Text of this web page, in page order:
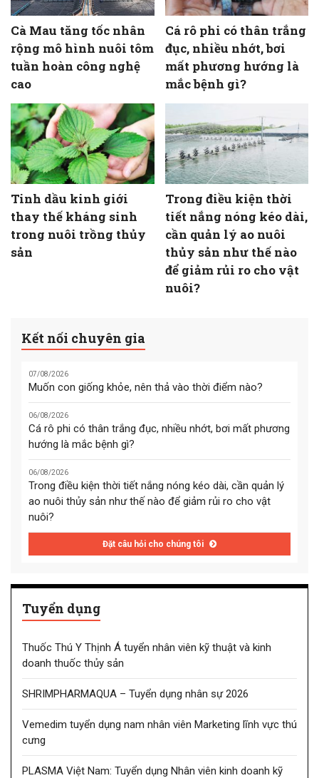
Cà Mau tăng tốc nhân
rộng mô hình nuôi tôm
tuần hoàn công nghệ
cao
Cá rô phi có thân trắng
đục, nhiều nhớt, bơi
mất phương hướng là
mắc bệnh gì?
Tinh dầu kinh giới
thay thế kháng sinh
trong nuôi trồng thủy
sản
Trong điều kiện thời
tiết nắng nóng kéo dài,
cần quản lý ao nuôi
thủy sản như thế nào
để giảm rủi ro cho vật
nuôi?
Kết nối chuyên gia
07/08/2026
Muốn con giống khỏe, nên thả vào thời điểm nào?
06/08/2026
Cá rô phi có thân trắng đục, nhiều nhớt, bơi mất phương
hướng là mắc bệnh gì?
06/08/2026
Trong điều kiện thời tiết nắng nóng kéo dài, cần quản lý
ao nuôi thủy sản như thế nào để giảm rủi ro cho vật
nuôi?
Đặt câu hỏi cho chúng tôi
Tuyển dụng
Thuốc Thú Y Thịnh Á tuyển nhân viên kỹ thuật và kinh
doanh thuốc thủy sản
SHRIMPHARMAQUA – Tuyển dụng nhân sự 2026
Vemedim tuyển dụng nam nhân viên Marketing lĩnh vực thú
cưng
PLASMA Việt Nam: Tuyển dụng Nhân viên kinh doanh kỹ